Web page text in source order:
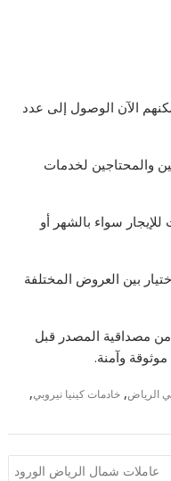
الآن الوصول إلى عدد
والمحتاجين لخدمات
سواء بالشهر أو
بين العروض المختلفة
من مصداقية المصدر قبل
وآمنة.
الرياض,خادمات كينيا نيروبي,
عاملات شمال الرياض الورود